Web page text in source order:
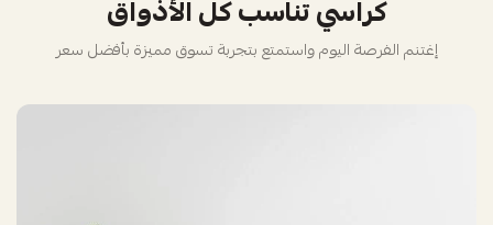
كراسي تناسب كل الأذواق
إغتنم الفرصة اليوم واستمتع بتجربة تسوق مميزة بأفضل سعر